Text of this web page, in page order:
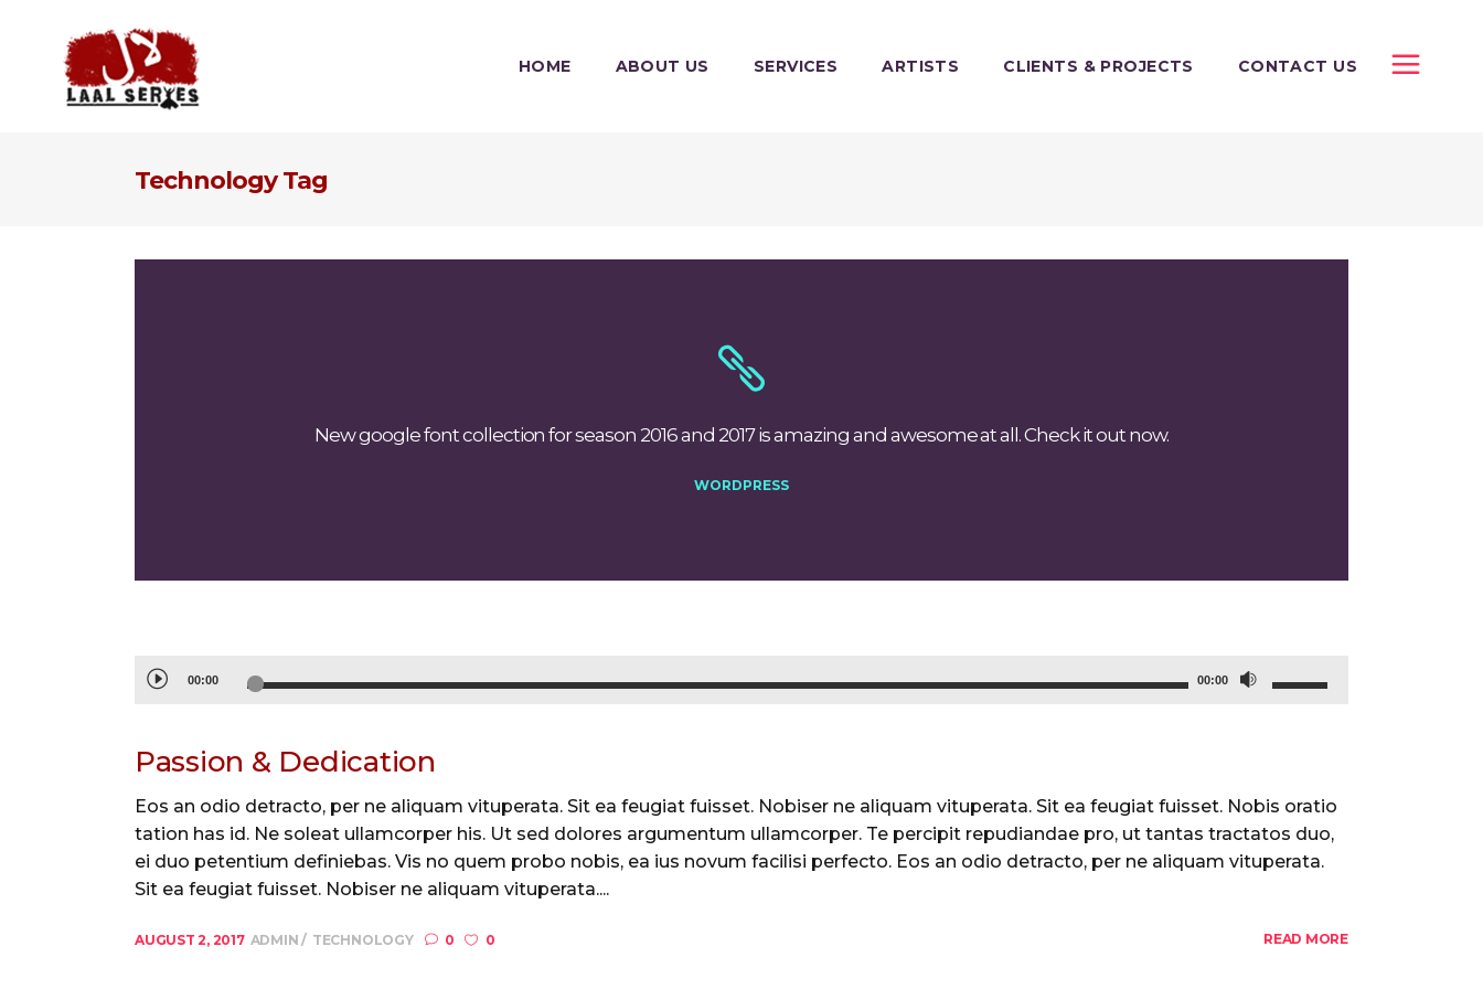
HOME ABOUT US SERVICES ARTISTS CLIENTS & PROJECTS CONTACT US
Technology Tag
New google font collection for season 2016 and 2017 is amazing and awesome at all. Check it out now.
WORDPRESS
Audio
Player
00:00 00:00
increase
or
decrease
Passion & Dedication
Eos an odio detracto, per ne aliquam vituperata. Sit ea feugiat fuisset. Nobiser ne aliquam vituperata. Sit ea feugiat fuisset. Nobis oratio
tation has id. Ne soleat ullamcorper his. Ut sed dolores argumentum ullamcorper. Te percipit repudiandae pro, ut tantas tractatos duo,
ei duo petentium definiebas. Vis no quem probo nobis, ea ius novum facilisi perfecto. Eos an odio detracto, per ne aliquam vituperata.
Sit ea feugiat fuisset. Nobiser ne aliquam vituperata....
AUGUST 2, 2017 ADMIN TECHNOLOGY 0 0 READ MORE